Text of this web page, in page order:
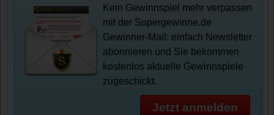
Kein Gewinnspiel mehr verpassen
mit der Supergewinne.de
Gewinner-Mail: einfach Newsletter
abonnieren und Sie bekommen
kostenlos aktuelle Gewinnspiele
zugeschickt.
Jetzt anmelden